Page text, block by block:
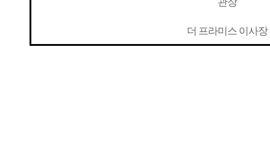
더 프라미스 이사장